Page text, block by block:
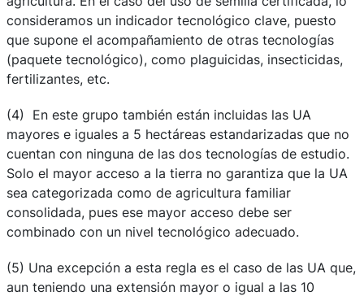
consideramos un indicador tecnológico clave, puesto
que supone el acompañamiento de otras tecnologías
(paquete tecnológico), como plaguicidas, insecticidas,
fertilizantes, etc.
(4) En este grupo también están incluidas las UA
mayores e iguales a 5 hectáreas estandarizadas que no
cuentan con ninguna de las dos tecnologías de estudio.
Solo el mayor acceso a la tierra no garantiza que la UA
sea categorizada como de agricultura familiar
consolidada, pues ese mayor acceso debe ser
combinado con un nivel tecnológico adecuado.
(5) Una excepción a esta regla es el caso de las UA que,
aun teniendo una extensión mayor o igual a las 10